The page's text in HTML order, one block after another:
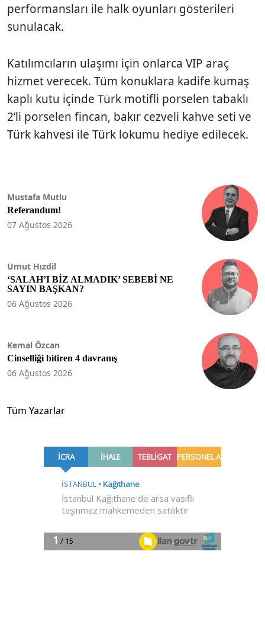
performansları ile halk oyunları gösterileri
sunulacak.
Katılımcıların ulaşımı için onlarca VIP araç
hizmet verecek. Tüm konuklara kadife kumaş
kaplı kutu içinde Türk motifli porselen tabaklı
2’li porselen fincan, bakır cezveli kahve seti ve
Türk kahvesi ile Türk lokumu hediye edilecek.
Mustafa Mutlu
Referandum!
07 Ağustos 2026
Umut Hızdil
‘SALAH’I BİZ ALMADIK’ SEBEBİ NE
SAYIN BAŞKAN?
06 Ağustos 2026
Kemal Özcan
Cinselliği bitiren 4 davranış
06 Ağustos 2026
Tüm Yazarlar